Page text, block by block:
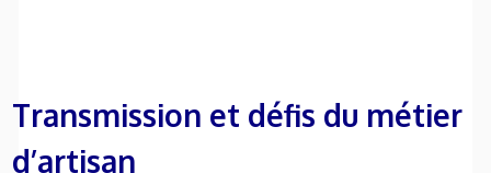
Transmission et défis du métier
d’artisan